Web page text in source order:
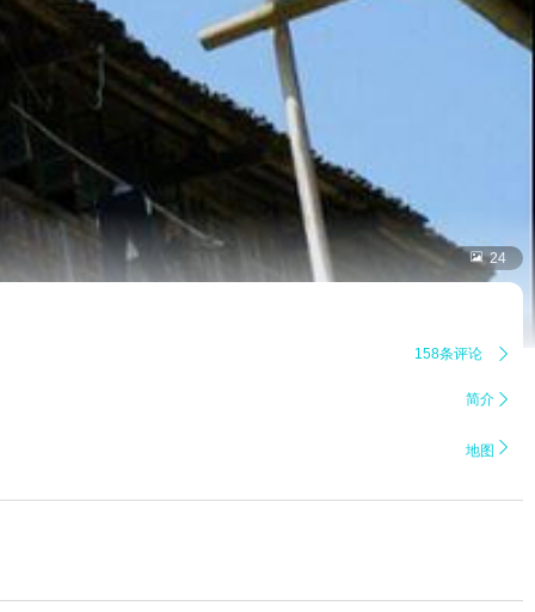
 24
158条评论 
简介 
地图 